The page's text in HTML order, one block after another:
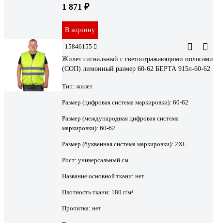
1 871 ₽
В корзину
15846155
Жилет сигнальный с светоотражающими полосами
(СОП) лимонный размер 60-62 БЕРТА 915л-60-62
Тип: жилет
Размер (цифровая система маркировки): 60-62
Размер (международная цифровая система
маркировки): 60-62
Размер (буквенная система маркировки): 2XL
Рост: универсальный см
Название основной ткани: нет
Плотность ткани: 180 г/м²
Пропитка: нет